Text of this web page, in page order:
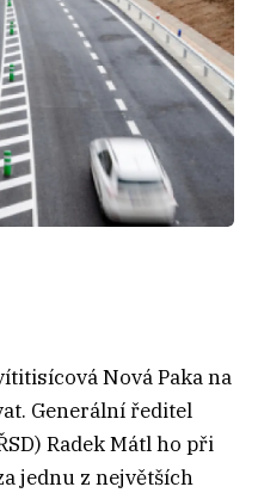
Nová Paka na
Generální ředitel
Radek Mátl ho při
jednu z největších